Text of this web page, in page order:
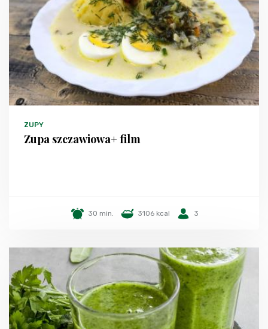
ZUPY
Zupa szczawiowa+ film
30 min. 3106 kcal 3